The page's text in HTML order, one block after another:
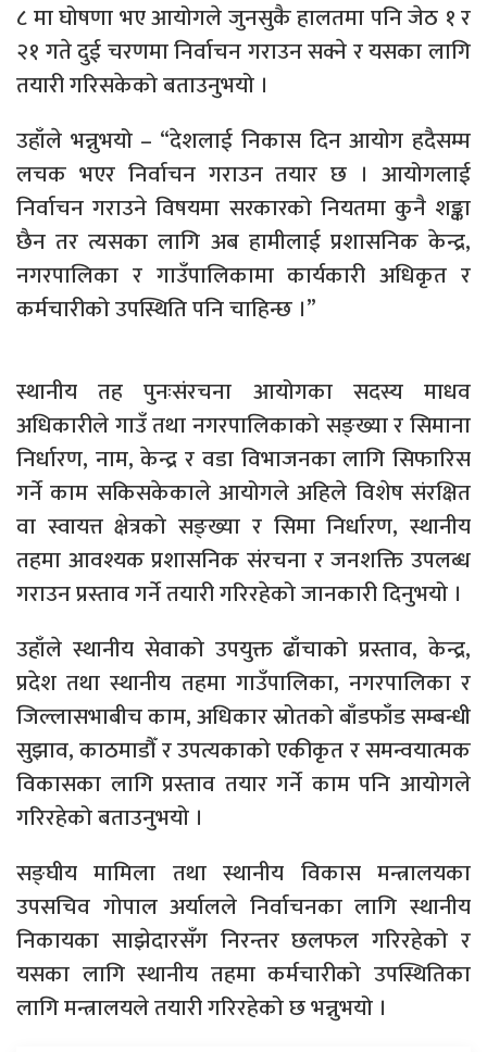
८ मा घोषणा भए आयोगले जुनसुकै हालतमा पनि जेठ १ र
२१ गते दुई चरणमा निर्वाचन गराउन सक्ने र यसका लागि
तयारी गरिसकेको बताउनुभयो ।
उहाँले भन्नुभयो – “देशलाई निकास दिन आयोग हदैसम्म
लचक भएर निर्वाचन गराउन तयार छ । आयोगलाई
निर्वाचन गराउने विषयमा सरकारको नियतमा कुनै शङ्का
छैन तर त्यसका लागि अब हामीलाई प्रशासनिक केन्द्र,
नगरपालिका र गाउँपालिकामा कार्यकारी अधिकृत र
कर्मचारीको उपस्थिति पनि चाहिन्छ ।”
स्थानीय तह पुनःसंरचना आयोगका सदस्य माधव
अधिकारीले गाउँ तथा नगरपालिकाको सङ्ख्या र सिमाना
निर्धारण, नाम, केन्द्र र वडा विभाजनका लागि सिफारिस
गर्ने काम सकिसकेकाले आयोगले अहिले विशेष संरक्षित
वा स्वायत्त क्षेत्रको सङ्ख्या र सिमा निर्धारण, स्थानीय
तहमा आवश्यक प्रशासनिक संरचना र जनशक्ति उपलब्ध
गराउन प्रस्ताव गर्ने तयारी गरिरहेको जानकारी दिनुभयो ।
उहाँले स्थानीय सेवाको उपयुक्त ढाँचाको प्रस्ताव, केन्द्र,
प्रदेश तथा स्थानीय तहमा गाउँपालिका, नगरपालिका र
जिल्लासभाबीच काम, अधिकार स्रोतको बाँडफाँड सम्बन्धी
सुझाव, काठमाडौँ र उपत्यकाको एकीकृत र समन्वयात्मक
विकासका लागि प्रस्ताव तयार गर्ने काम पनि आयोगले
गरिरहेको बताउनुभयो ।
सङ्घीय मामिला तथा स्थानीय विकास मन्त्रालयका
उपसचिव गोपाल अर्यालले निर्वाचनका लागि स्थानीय
निकायका साझेदारसँग निरन्तर छलफल गरिरहेको र
यसका लागि स्थानीय तहमा कर्मचारीको उपस्थितिका
लागि मन्त्रालयले तयारी गरिरहेको छ भन्नुभयो ।